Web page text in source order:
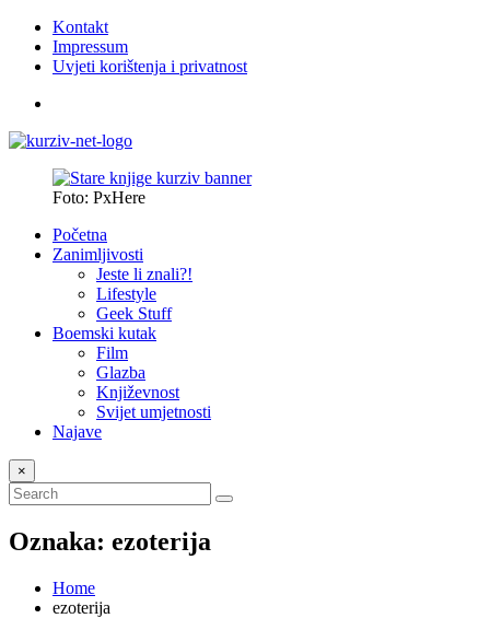
Kontakt
Impressum
Uvjeti korištenja i privatnost
Foto: PxHere
Početna
Zanimljivosti
Jeste li znali?!
Lifestyle
Geek Stuff
Boemski kutak
Film
Glazba
Književnost
Svijet umjetnosti
Najave
×
Oznaka: ezoterija
Home
ezoterija